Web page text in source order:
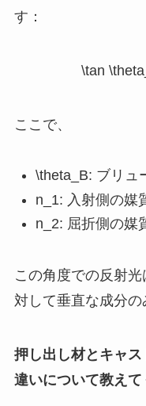
す：
\tan
ここで、
\theta_B: ブリュ
n_1: 入射側の媒
n_2: 屈折側の媒
この角度での反射
対して垂直な成分の
押し出し材とキャ
違いについて教えて